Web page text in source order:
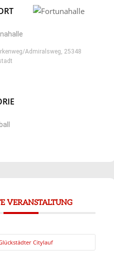
Admiralsweg, 25348
VERANSTALTUNG
Citylauf